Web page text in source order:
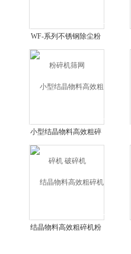
WF-系列不锈钢除尘粉
碎机筛网
小型结晶物料高效粗碎
机 破碎机
结晶物料高效粗碎机粉